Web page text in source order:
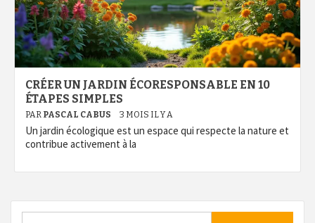
CRÉER UN JARDIN ÉCORESPONSABLE EN 10
ÉTAPES SIMPLES
PAR PASCAL CABUS 3 MOIS IL Y A
Un jardin écologique est un espace qui respecte la nature et
contribue activement à la